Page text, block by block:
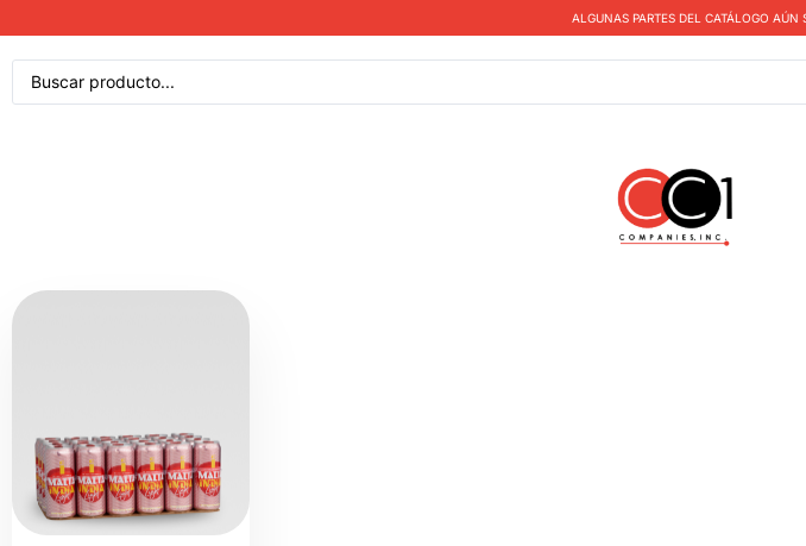
ALGUNAS PARTES DEL CATÁLOGO